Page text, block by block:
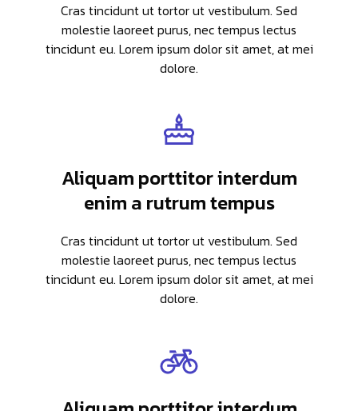
Cras tincidunt ut tortor ut vestibulum. Sed
molestie laoreet purus, nec tempus lectus
tincidunt eu. Lorem ipsum dolor sit amet, at mei
dolore.
Aliquam porttitor interdum
enim a rutrum tempus
Cras tincidunt ut tortor ut vestibulum. Sed
molestie laoreet purus, nec tempus lectus
tincidunt eu. Lorem ipsum dolor sit amet, at mei
dolore.